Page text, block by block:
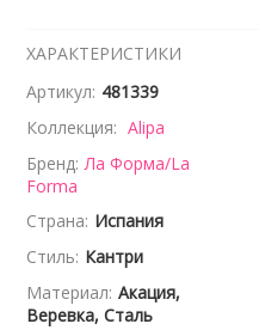
ХАРАКТЕРИСТИКИ
Артикул: 481339
Коллекция: Alipa
Бренд: Ла Форма/La
Forma
Страна: Испания
Стиль: Кантри
Материал: Акация,
Веревка, Сталь